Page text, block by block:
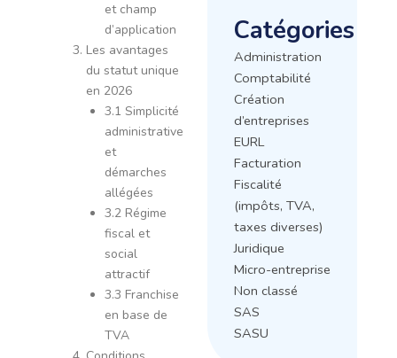
et champ
d’application
Les avantages
du statut unique
en 2026
3.1 Simplicité
administrative
et
démarches
allégées
3.2 Régime
fiscal et
social
attractif
3.3 Franchise
en base de
TVA
Catégories
Administration
Comptabilité
Création
d’entreprises
EURL
Facturation
Fiscalité
(impôts, TVA,
taxes diverses)
Juridique
Micro-entreprise
Non classé
SAS
SASU